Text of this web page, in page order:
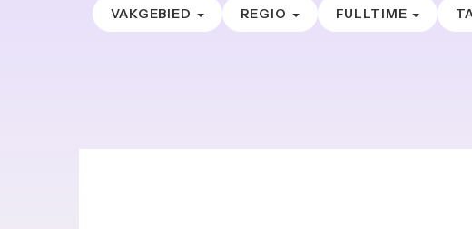
VAKGEBIED REGIO FULLTIME